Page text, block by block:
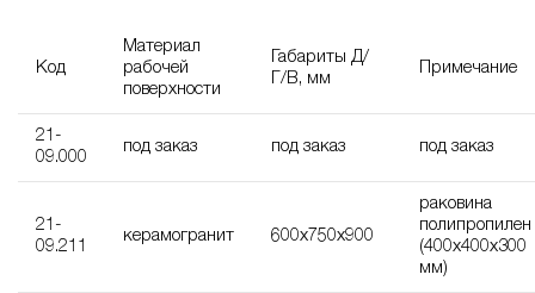
Код
Материал
рабочей
поверхности
Габариты Д/
Г/В, мм
Примечание
21-
09.000
под заказ под заказ под заказ
21-
09.211
керамогранит 600х750х900
раковина
полипропилен
(400х400х300
мм)